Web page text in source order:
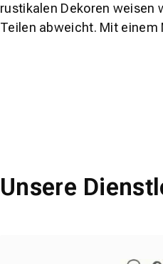
rustikalen Dekoren weisen
Teilen abweicht. Mit einem
Unsere